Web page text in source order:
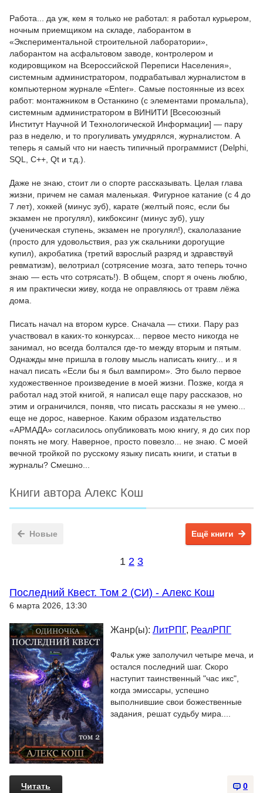
Работа... да уж, кем я только не работал: я работал курьером,
ночным приемщиком на складе, лаборантом в
«Экспериментальной строительной лаборатории»,
лаборантом на асфальтовом заводе, контролером и
кодировщиком на Всероссийской Переписи Населения»,
системным администратором, подрабатывал журналистом в
компьютерном журнале «Enter». Самые постоянные из всех
работ: монтажником в Останкино (с элементами промальпа),
системным администратором в ВИНИТИ [Всесоюзный
Институт Научной И Технологической Информации] — пару
раз в неделю, и то прогуливать умудрялся, журналистом. А
теперь я самый что ни наесть типичный программист (Delphi,
SQL, C++, Qt и т.д.).
Даже не знаю, стоит ли о спорте рассказывать. Целая глава
жизни, причем не самая маленькая. Фигурное катание (с 4 до
7 лет), хоккей (минус зуб), карате (желтый пояс, если бы
экзамен не прогулял), кикбоксинг (минус зуб), ушу
(ученическая ступень, экзамен не прогулял!), скалолазание
(просто для удовольствия, раз уж скальники дорогущие
купил), акробатика (третий взрослый разряд и здравствуй
ревматизм), велотриал (сотрясение мозга, зато теперь точно
знаю — есть что сотрясать!). В общем, спорт я очень люблю,
я им практически живу, когда не оправляюсь от травм лёжа
дома.
Писать начал на втором курсе. Сначала — стихи. Пару раз
участвовал в каких-то конкурсах... первое место никогда не
занимал, но всегда болтался где-то между вторым и пятым.
Однажды мне пришла в голову мысль написать книгу... и я
начал писать «Если бы я был вампиром». Это было первое
художественное произведение в моей жизни. Позже, когда я
работал над этой книгой, я написал еще пару рассказов, но
этим и ограничился, поняв, что писать рассказы я не умею...
еще не дорос, наверное. Каким образом издательство
«АРМАДА» согласилось опубликовать мою книгу, я до сих пор
понять не могу. Наверное, просто повезло... не знаю. С моей
вечной тройкой по русскому языку писать книги, и статьи в
журналы? Смешно...
Книги автора Алекс Кош
Новые Ещё книги
1 2 3
Последний Квест. Том 2 (СИ) - Алекс Кош
6 марта 2026, 13:30
Жанр(ы): ЛитРПГ, РеалРПГ
Фальк уже заполучил четыре меча, и
остался последний шаг. Скоро
наступит таинственный "час икс",
когда эмиссары, успешно
выполнившие свои божественные
задания, решат судьбу мира....
0
Читать